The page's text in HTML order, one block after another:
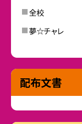
全校
夢☆チャレ
配布文書